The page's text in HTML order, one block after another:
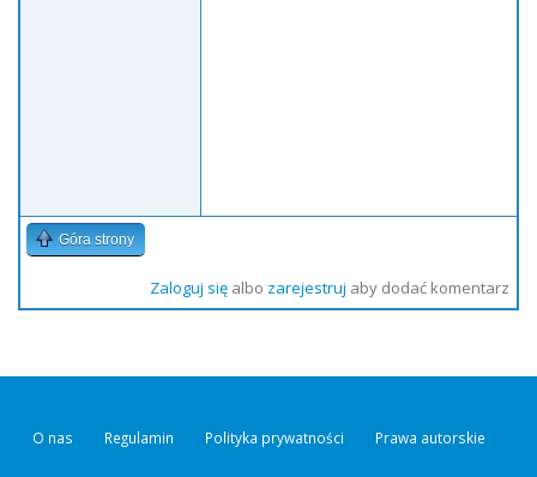
Góra strony
Zaloguj sięalbo zarejestruj aby dodać komentarz
O nas Regulamin Polityka prywatności Prawa autorskie